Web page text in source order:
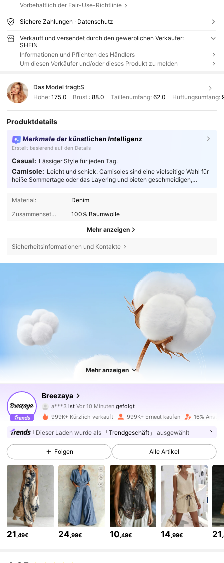
Vorbehaltlich der Fair-Use-Richtlinie
Sichere Zahlungen · Datenschutz
Verkauft und versendet durch den gewerblichen Verkäufer:
SHEIN
Informationen und Pflichten des Händlers
Um diesen Verkäufer und/oder dieses Produkt zu melden
Das Model trägt:S
Höhe: 175.0 Brust :88.0 Taillenumfang: 62.0 Hüftungsumfang:
Produktdetails
Merkmale der künstlichen Intelligenz
Erstellt basierend auf den Details
Casual: Lässiger Style für jeden Tag.
Camisole: Leicht und schick: Camisoles sind eine vielseitige Wahl für
heiße Sommertage oder das Layering und bieten geschmeidigen,
Material:
Denim
Zusammensetzung:
100% Baumwolle
Mehr anzeigen
Sicherheitsinformationen und Kontakte
Mehr anzeigen
Breezaya
a***3ist Vor 10 Minuten
m***l ist am Durchsuchen
4,78
616K Follower
4,78 616K Follower
616K Follower
4,78 616K Follower
999K+ Kürzlich verkauft 999K+ Erneut kaufen 16%
Dieser Laden wurde als 「Trendgeschäft」 ausgewählt
Folgen Alle Artikel
21,49€ 24,99€ 10,49€ 14,99€ 21